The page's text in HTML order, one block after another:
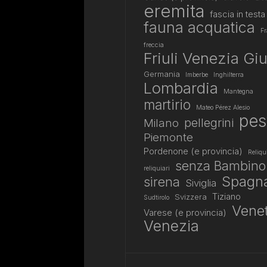
eremita fascia in testa
fauna acquatica
freccia
Friuli Venezia
Germania Imberbe Inghilterra
Lombardia Mantegna
martirio Mateo Pérez Alesio
Milano pellegrini
Piemonte
Pordenone (e provincia)
reliquiari
senza Bambino
sirena Siviglia
Sudtirolo Svizzera
Tiziano
Varese (e provincia)
Venezia